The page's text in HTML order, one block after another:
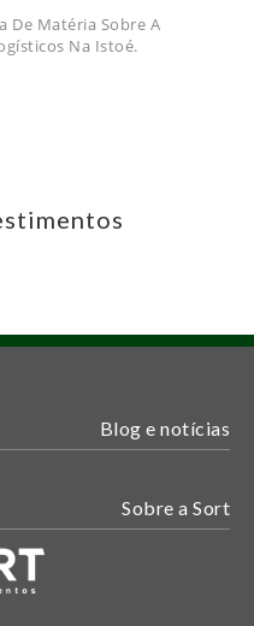
De Matéria Sobre A
Na Istoé.
Blog e notícias
Sobre a Sort